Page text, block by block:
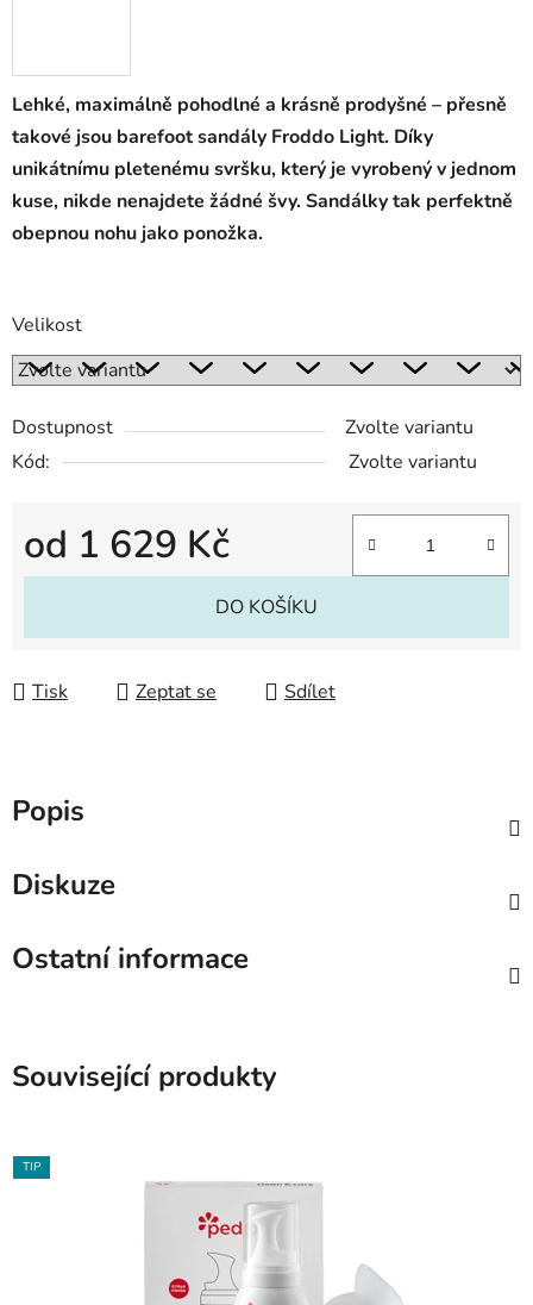
Lehké, maximálně pohodlné a krásně prodyšné – přesně
takové jsou barefoot sandály Froddo Light. Díky
unikátnímu pletenému svršku, který je vyrobený v jednom
kuse, nikde nenajdete žádné švy. Sandálky tak perfektně
obepnou nohu jako ponožka.
Velikost
Dostupnost
Zvolte variantu
Kód:
Zvolte variantu
od 1 629 Kč
Měrná cena:
DO KOŠÍKU
Tisk Zeptat se Sdílet
Popis
Diskuze
Ostatní informace
Související produkty
TIP